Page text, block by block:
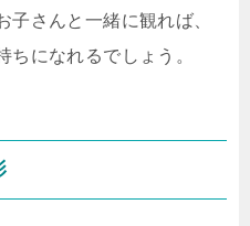
さんと一緒に観れば、
ちになれるでしょう。